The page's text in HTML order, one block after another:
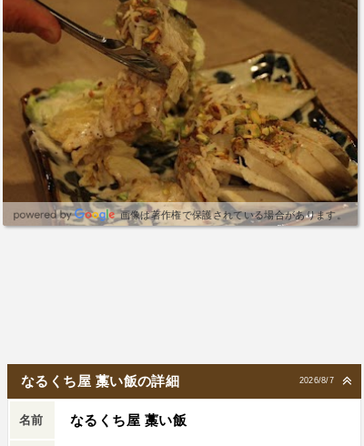
画像は著作権で保護されている場合があります。
2026/8/7
なるくち屋 藁い飯の詳細
名前 なるくち屋 藁い飯